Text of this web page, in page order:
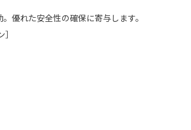
優れた安全性の確保に寄与します。